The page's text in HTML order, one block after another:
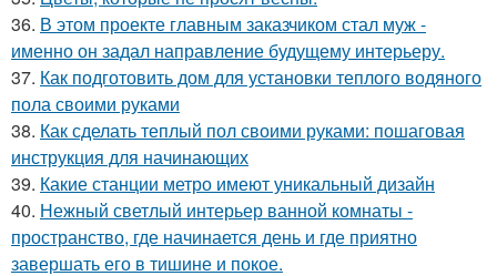
36. В этом проекте главным заказчиком стал муж -
именно он задал направление будущему интерьеру.
37. Как подготовить дом для установки теплого водяного
пола своими руками
38. Как сделать теплый пол своими руками: пошаговая
инструкция для начинающих
39. Какие станции метро имеют уникальный дизайн
40. Нежный светлый интерьер ванной комнаты -
пространство, где начинается день и где приятно
завершать его в тишине и покое.